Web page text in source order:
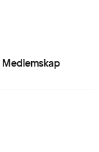
Medlemskap